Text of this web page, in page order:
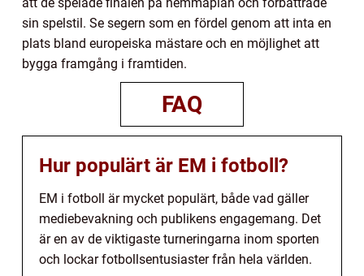
sin spelstil. Se segern som en fördel genom att inta en
plats bland europeiska mästare och en möjlighet att
bygga framgång i framtiden.
FAQ
Hur populärt är EM i fotboll?
EM i fotboll är mycket populärt, både vad gäller
mediebevakning och publikens engagemang. Det
är en av de viktigaste turneringarna inom sporten
och lockar fotbollsentusiaster från hela världen.